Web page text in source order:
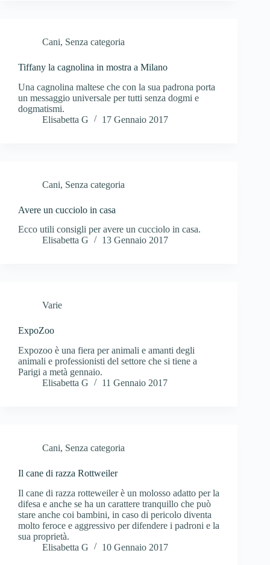
Cani, Senza categoria
Tiffany la cagnolina in mostra a Milano
Una cagnolina maltese che con la sua padrona porta
un messaggio universale per tutti senza dogmi e
dogmatismi.
Elisabetta G
17 Gennaio 2017
Cani, Senza categoria
Avere un cucciolo in casa
Ecco utili consigli per avere un cucciolo in casa.
Elisabetta G
13 Gennaio 2017
Varie
ExpoZoo
Expozoo è una fiera per animali e amanti degli
animali e professionisti del settore che si tiene a
Parigi a metà gennaio.
Elisabetta G
11 Gennaio 2017
Cani, Senza categoria
Il cane di razza Rottweiler
Il cane di razza rotteweiler è un molosso adatto per la
difesa e anche se ha un carattere tranquillo che può
stare anche coi bambini, in caso di pericolo diventa
molto feroce e aggressivo per difendere i padroni e la
sua proprietà.
Elisabetta G
10 Gennaio 2017